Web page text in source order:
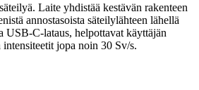
Laite yhdistää kestävän rakenteen
annostasoista säteilylähteen lähellä
C-lataus, helpottavat käyttäjän
jopa noin 30 Sv/s.